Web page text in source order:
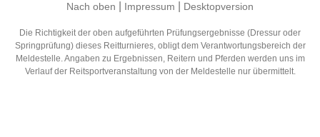
Nach oben Impressum Desktopversion
Die Richtigkeit der oben aufgeführten Prüfungsergebnisse (Dressur oder
Springprüfung) dieses Reitturnieres, obligt dem Verantwortungsbereich der
Meldestelle. Angaben zu Ergebnissen, Reitern und Pferden werden uns im
Verlauf der Reitsportveranstaltung von der Meldestelle nur übermittelt.